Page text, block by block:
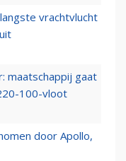
vrachtvlucht
maatschappij gaat
100-vloot
door Apollo,